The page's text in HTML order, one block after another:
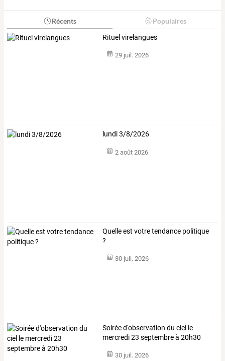
Récents Populaires
Rituel virelangues
29 juil. 2026
lundi 3/8/2026
2 août 2026
Quelle est votre tendance politique
?
30 juil. 2026
Soirée d'observation du ciel le
mercredi 23 septembre à 20h30
30 juil. 2026